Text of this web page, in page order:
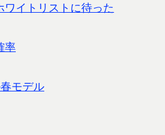
ワイトリストに待った
率
モデル